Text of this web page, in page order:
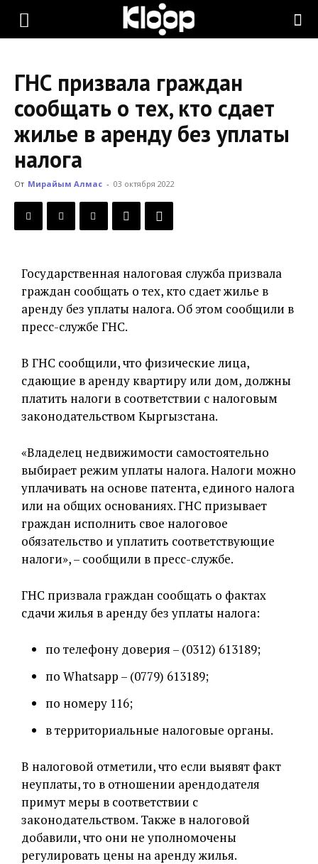
KLOOP.KG
Новости
Кыргызстана
ГНС призвала граждан
сообщать о тех, кто сдает
жилье в аренду без уплаты
налога
От Мирайым Алмас - 03 октября 2022
Государственная налоговая служба призвала
граждан сообщать о тех, кто сдает жилье в
аренду без уплаты налога. Об этом сообщили в
пресс-службе ГНС.
В ГНС сообщили, что физические лица,
сдающие в аренду квартиру или дом, должны
платить налоги в соответствии с налоговым
законодательством Кыргызстана.
«Владелец недвижимости самостоятельно
выбирает режим уплаты налога. Налоги можно
уплачивать на основе патента, единого налога
или на общих основаниях. ГНС призывает
граждан исполнить свое налоговое
обязательство и уплатить соответствующие
налоги», – сообщили в пресс-службе.
ГНС призвала граждан сообщать о фактах
сдачи жилья в аренду без уплаты налога:
по телефону доверия – (0312) 613189;
по Whatsapp – (0779) 613189;
по номеру 116;
в территориальные налоговые органы.
В налоговой отметили, что если выявят факт
неуплаты, то в отношении арендодателя
примут меры в соответствии с
законодательством. Также в налоговой
добавили, что они не уполномочены
регулировать цены на аренду жилья.